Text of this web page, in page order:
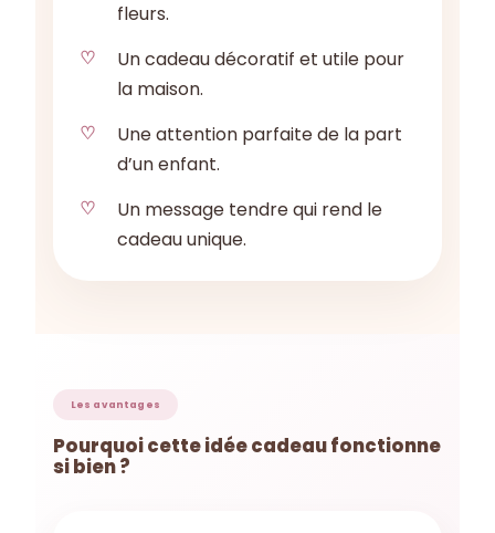
fleurs.
Un cadeau décoratif et utile pour
la maison.
Une attention parfaite de la part
d’un enfant.
Un message tendre qui rend le
cadeau unique.
Les avantages
Pourquoi cette idée cadeau fonctionne
si bien ?